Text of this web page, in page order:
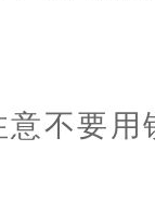
不要用